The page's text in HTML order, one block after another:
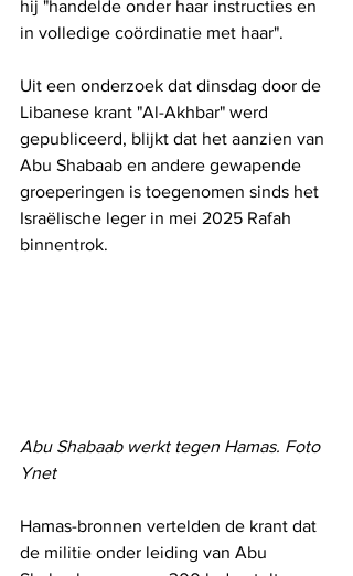
hij "handelde onder haar instructies en
in volledige coördinatie met haar".
Uit een onderzoek dat dinsdag door de
Libanese krant "Al-Akhbar" werd
gepubliceerd, blijkt dat het aanzien van
Abu Shabaab en andere gewapende
groeperingen is toegenomen sinds het
Israëlische leger in mei 2025 Rafah
binnentrok.
Abu Shabaab werkt tegen Hamas. Foto
Ynet
Hamas-bronnen vertelden de krant dat
de militie onder leiding van Abu